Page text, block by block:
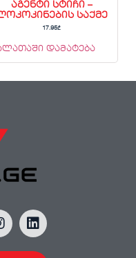
აგენტი სტიჩი –
საქმე
17.95₾
დამატება